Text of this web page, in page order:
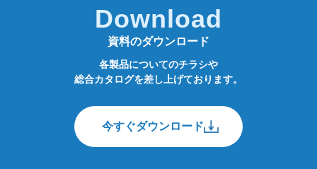
Download
資料のダウンロード
各製品についてのチラシや
総合カタログを差し上げております。
今すぐダウンロード